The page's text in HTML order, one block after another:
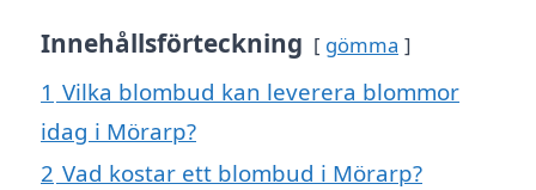
Innehållsförteckning gömma
1 Vilka blombud kan leverera blommor
idag i Mörarp?
2 Vad kostar ett blombud i Mörarp?